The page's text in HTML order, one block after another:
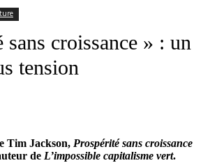
sans croissance » : un
tension
Tim Jackson, Prospérité sans croissance
de L’impossible capitalisme vert.